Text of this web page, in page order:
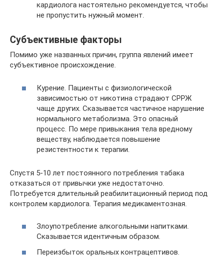
кардиолога настоятельно рекомендуется, чтобы
не пропустить нужный момент.
Субъективные факторы
Помимо уже названных причин, группа явлений имеет
субъективное происхождение.
Курение. Пациенты с физиологической
зависимостью от никотина страдают СРРЖ
чаще других. Сказывается частичное нарушение
нормального метаболизма. Это опасный
процесс. По мере привыкания тела вредному
веществу, наблюдается повышение
резистентности к терапии.
Спустя 5-10 лет постоянного потребления табака
отказаться от привычки уже недостаточно.
Потребуется длительный реабилитационный период под
контролем кардиолога. Терапия медикаментозная.
Злоупотребление алкогольными напитками.
Сказывается идентичным образом.
Переизбыток оральных контрацептивов.